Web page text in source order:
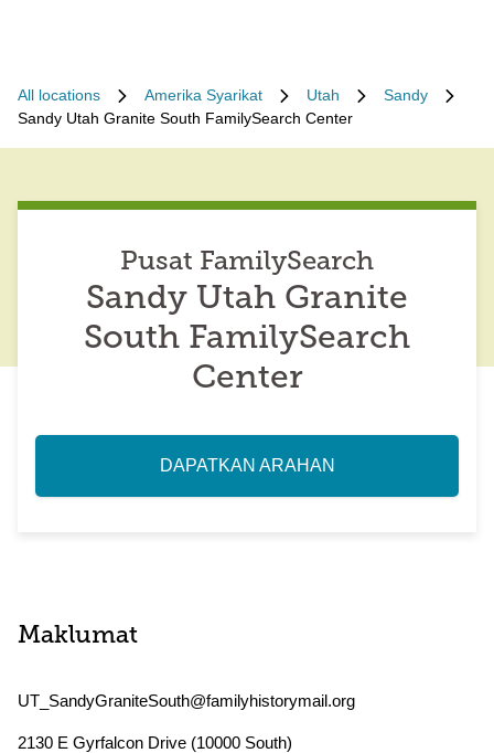
All locations Amerika Syarikat Utah
Sandy
Sandy Utah Granite South FamilySearch Center
Pusat FamilySearch
Sandy Utah Granite
South FamilySearch
Center
DAPATKAN ARAHAN
Maklumat
UT_SandyGraniteSouth@familyhistorymail.org
2130 E Gyrfalcon Drive (10000 South)